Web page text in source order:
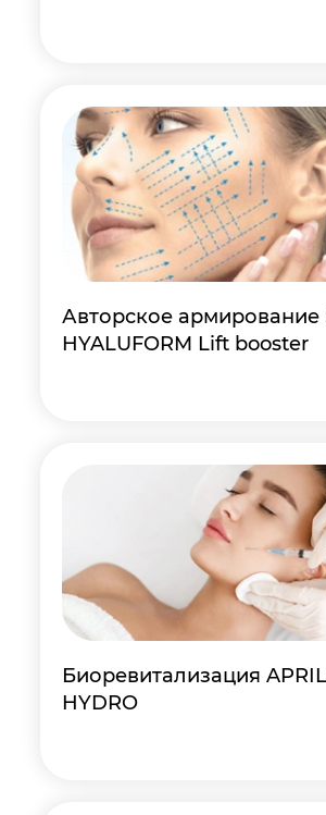
Авторское армирование
HYALUFORM Lift booster
Биоревитализация
HYDRO